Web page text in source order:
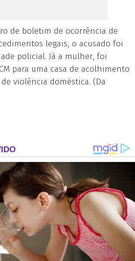
de boletim de ocorrência de
legais, o acusado foi
policial. Já a mulher, foi
para uma casa de acolhimento
violência doméstica. (Da